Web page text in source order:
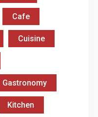
Cafe
Cuisine
Gastronomy
Kitchen